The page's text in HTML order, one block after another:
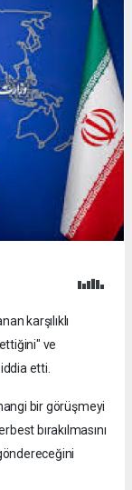
karşılıklı
ve
etti.
bir görüşmeyi
bırakılmasını